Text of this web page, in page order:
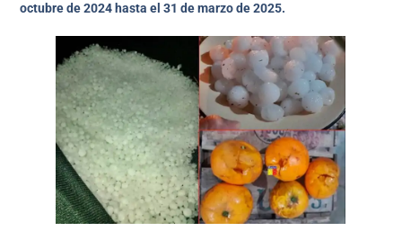
octubre de 2024 hasta el 31 de marzo de 2025.